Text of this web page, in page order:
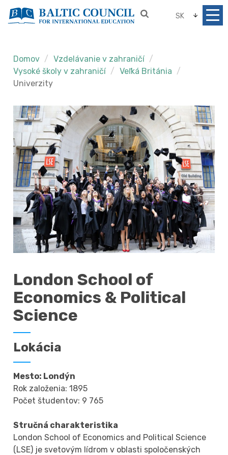
SK
Domov
Vzdelávanie v zahraničí
Vysoké školy v zahraničí
Veľká Británia
Univerzity
London School of
Economics & Political
Science
Lokácia
Mesto: Londýn
Rok založenia: 1895
Počet študentov: 9 765
Stručná charakteristika
London School of Economics and Political Science
(LSE) je svetovým lídrom v oblasti spoločenských